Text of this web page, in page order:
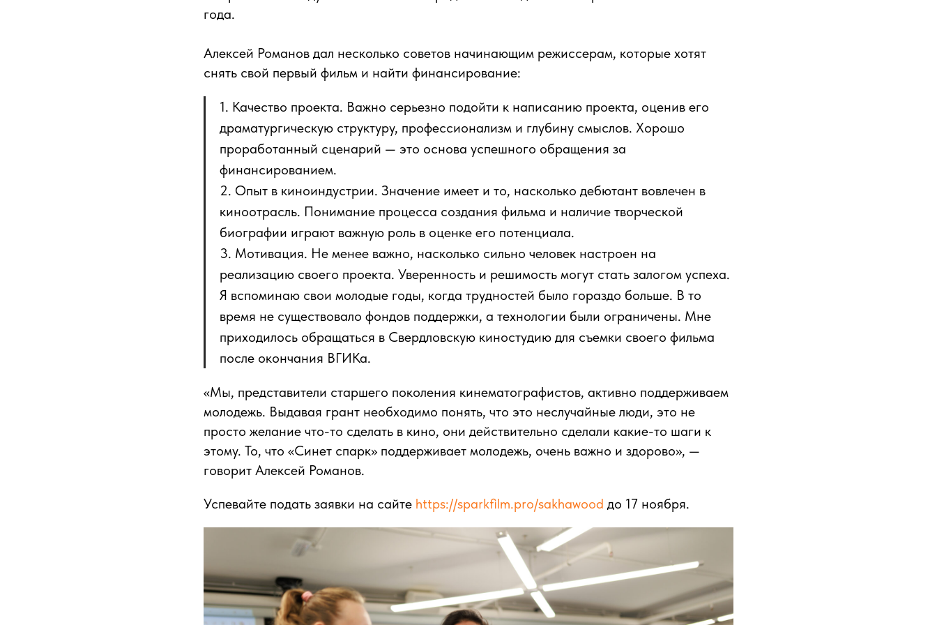
года.
Алексей Романов дал несколько советов начинающим режиссерам, которые хотят
снять свой первый фильм и найти финансирование:
1. Качество проекта. Важно серьезно подойти к написанию проекта, оценив его
драматургическую структуру, профессионализм и глубину смыслов. Хорошо
проработанный сценарий — это основа успешного обращения за
финансированием.
2. Опыт в киноиндустрии. Значение имеет и то, насколько дебютант вовлечен в
киноотрасль. Понимание процесса создания фильма и наличие творческой
биографии играют важную роль в оценке его потенциала.
3. Мотивация. Не менее важно, насколько сильно человек настроен на
реализацию своего проекта. Уверенность и решимость могут стать залогом успеха.
Я вспоминаю свои молодые годы, когда трудностей было гораздо больше. В то
время не существовало фондов поддержки, а технологии были ограничены. Мне
приходилось обращаться в Свердловскую киностудию для съемки своего фильма
после окончания ВГИКа.
«Мы, представители старшего поколения кинематографистов, активно поддерживаем
молодежь. Выдавая грант необходимо понять, что это неслучайные люди, это не
просто желание что-то сделать в кино, они действительно сделали какие-то шаги к
этому. То, что «Синет спарк» поддерживает молодежь, очень важно и здорово», —
говорит Алексей Романов.
Успевайте подать заявки на сайте https://sparkfilm.pro/sakhawood до 17 ноября.